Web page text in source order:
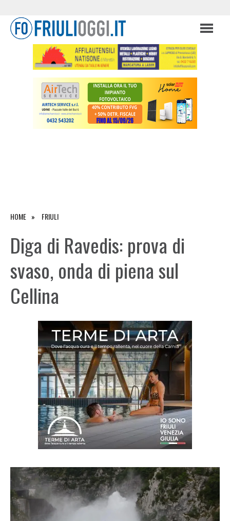
HOME FRIULI
Diga di Ravedis: prova di
svaso, onda di piena sul
Cellina